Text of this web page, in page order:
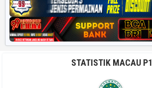
STATISTIK MACAU P1